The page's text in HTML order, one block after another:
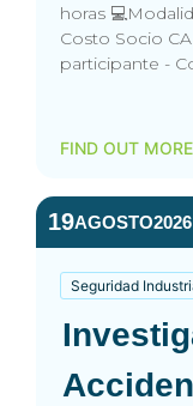
horas
Costo Socio
participante -
FIND OUT MORE
19AGOSTO2026
Seguridad